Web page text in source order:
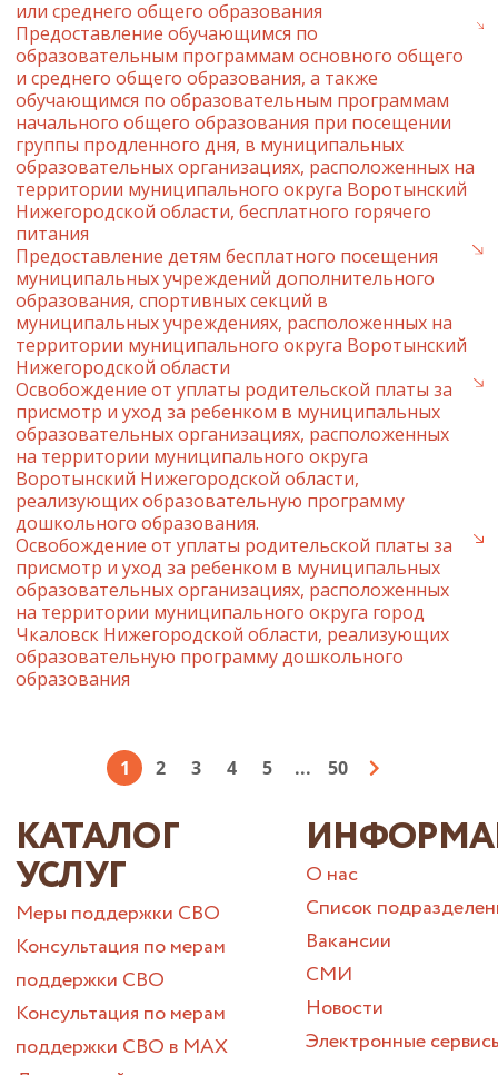
или среднего общего образования
Предоставление обучающимся по
образовательным программам основного общего
и среднего общего образования, а также
обучающимся по образовательным программам
начального общего образования при посещении
группы продленного дня, в муниципальных
образовательных организациях, расположенных на
территории муниципального округа Воротынский
Нижегородской области, бесплатного горячего
питания
Предоставление детям бесплатного посещения
муниципальных учреждений дополнительного
образования, спортивных секций в
муниципальных учреждениях, расположенных на
территории муниципального округа Воротынский
Нижегородской области
Освобождение от уплаты родительской платы за
присмотр и уход за ребенком в муниципальных
образовательных организациях, расположенных
на территории муниципального округа
Воротынский Нижегородской области,
реализующих образовательную программу
дошкольного образования.
Освобождение от уплаты родительской платы за
присмотр и уход за ребенком в муниципальных
образовательных организациях, расположенных
на территории муниципального округа город
Чкаловск Нижегородской области, реализующих
образовательную программу дошкольного
образования
1 2 3 4 5 ... 50
КАТАЛОГ
УСЛУГ
Меры поддержки СВО
Консультация по мерам
поддержки СВО
Консультация по мерам
поддержки СВО в МАХ
О нас
Список
Вакансии
СМИ
Новости
Электронные